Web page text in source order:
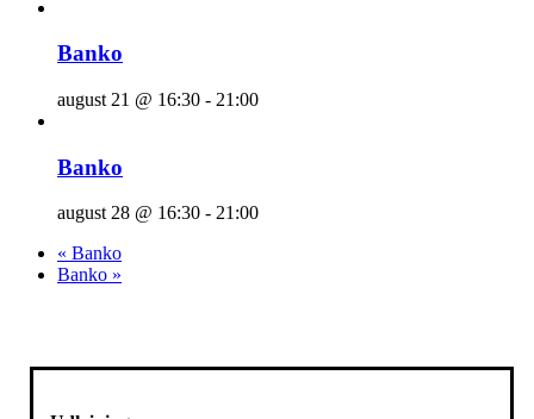
Banko
august 21 @ 16:30 - 21:00
Banko
august 28 @ 16:30 - 21:00
« Banko
Banko »